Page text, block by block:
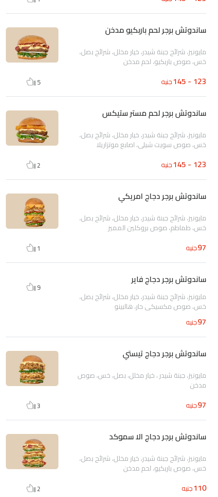
ساندوتش برجر لحم باربكيو مدخن
مايونيز، شرائح جبنة شيدر، خيار مخلل، شرائح بصل،
خس، صوص باربكيو، لحم مدخن
123 - 145 جنيه 5
ساندوتش برجر لحم مستر ستيكس
مايونيز، شرائح جبنة شيدر، خيار مخلل، شرائح بصل،
خس، صوص سويت شيلي، اصابع موتزاريلا
123 - 145 جنيه 2
ساندوتش برجر دجاج امريكي
مايونيز، شرائح جبنة شيدر، خيار مخلل، شرائح بصل،
خس، طماطم، صوص بروكلين المميز
97جنيه 1
ساندوتش برجر دجاج فاير
مايونيز، شرائح جبنة شيدر، خيار مخلل، شرائح بصل،
خس، صوص مكسيكي حار، هالبينو
97جنيه
9
ساندوتش برجر دجاج تيستي
مايونيز، جبنة شيدر ، خيار مخلل، بصل، خس، صوص
مدخن
97جنيه 3
ساندوتش برجر دجاج الا سموكد
مايونيز، شرائح جبنة شيدر، خيار مخلل، شرائح بصل،
خس، صوص باربكيو، لحم مدخن
110جنيه 2